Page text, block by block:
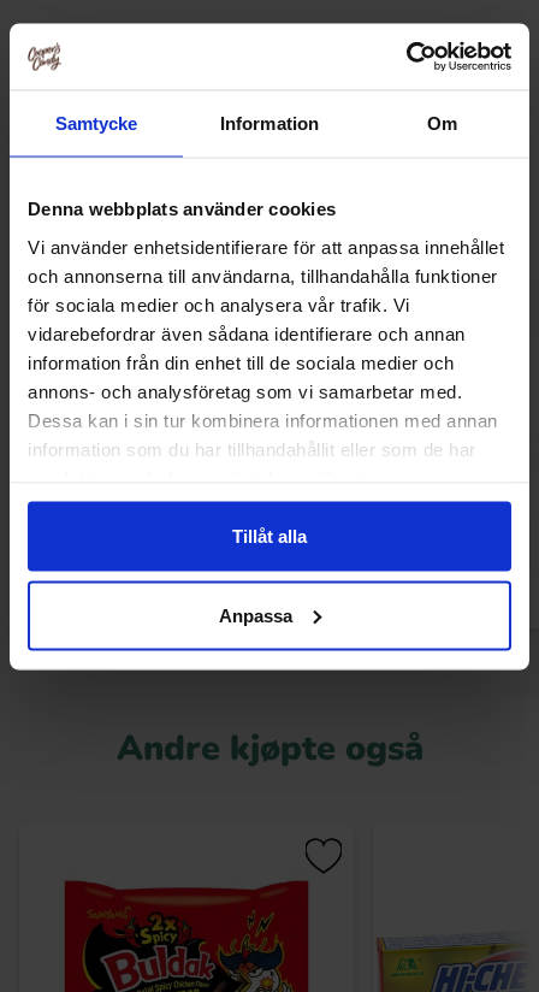
Samtycke Information Om
Denna webbplats använder cookies
Vi använder enhetsidentifierare för att anpassa innehållet
och annonserna till användarna, tillhandahålla funktioner
för sociala medier och analysera vår trafik. Vi
vidarebefordrar även sådana identifierare och annan
information från din enhet till de sociala medier och
annons- och analysföretag som vi samarbetar med.
Dessa kan i sin tur kombinera informationen med annan
information som du har tillhandahållit eller som de har
Tillåt alla
Anpassa
Relaterte produkter
Coca-Cola Vanilla 355ml x 12-pack
Dr Pepper
Andre kjøpte også